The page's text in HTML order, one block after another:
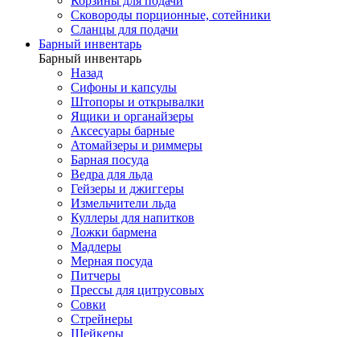
Сковороды порционные, сотейники
Сланцы для подачи
Барный инвентарь
Барный инвентарь
Назад
Сифоны и капсулы
Штопоры и открывалки
Ящики и органайзеры
Аксесуары барные
Атомайзеры и риммеры
Барная посуда
Ведра для льда
Гейзеры и джиггеры
Измельчители льда
Куллеры для напитков
Ложки бармена
Мадлеры
Мерная посуда
Питчеры
Прессы для цитрусовых
Совки
Стрейнеры
Шейкеры